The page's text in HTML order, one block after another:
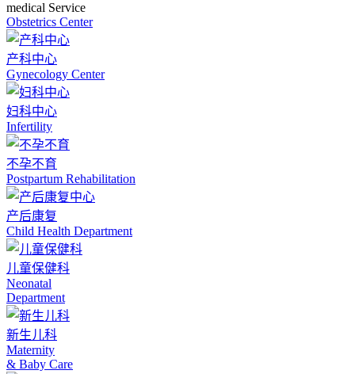
medical Service
Obstetrics Center
产科中心
Gynecology Center
妇科中心
Infertility
不孕不育
Postpartum Rehabilitation
产后康复
Child Health Department
儿童保健科
Neonatal
Department
新生儿科
Maternity
& Baby Care